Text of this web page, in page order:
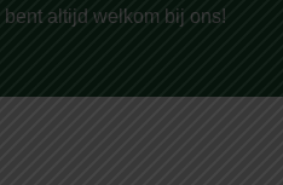
altijd welkom bij ons!